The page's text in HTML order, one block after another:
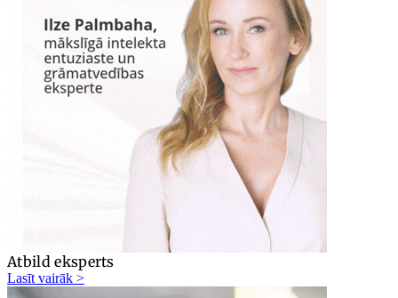
Atbild eksperts
Lasīt vairāk >